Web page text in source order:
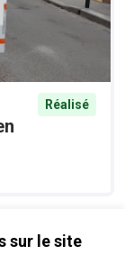
sur le site
Réalisé